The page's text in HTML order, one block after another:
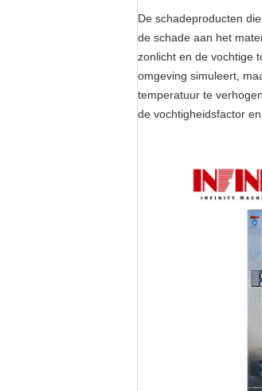
De schadeproducten
de schade aan het
zonlicht en de vochtige
omgeving simuleert,
temperatuur te
de vochtigheidsfactor